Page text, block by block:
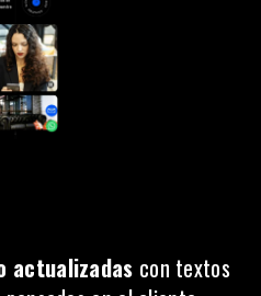
actualizadas con textos